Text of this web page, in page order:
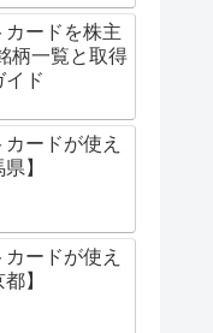
カードを株主
柄一覧と取得
イド
ードが使え
】
ードが使え
】